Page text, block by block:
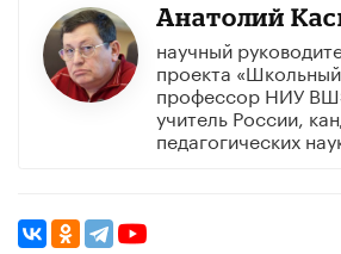
Анатолий
научный
проекта
профессор НИУ
учитель России,
педагогических